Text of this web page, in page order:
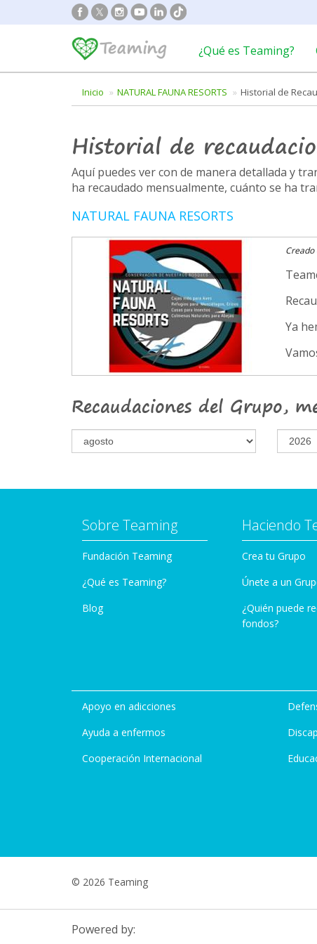
¿Qué es Teaming?
Inicio NATURAL FAUNA RESORTS Historial de
Historial de
Aquí puedes ver con de manera detallada y
ha recaudado mensualmente, cuánto se ha
NATURAL FAUNA RESORTS
Ya
Recaudaciones del Grupo,
Sobre Teaming
Fundación Teaming
¿Qué es Teaming?
Blog
Haciendo
Crea tu Grupo
Únete a un
¿Quién puede
fondos?
Apoyo en adicciones
Ayuda a enfermos
Cooperación Internacional
© 2026 Teaming
Powered by: